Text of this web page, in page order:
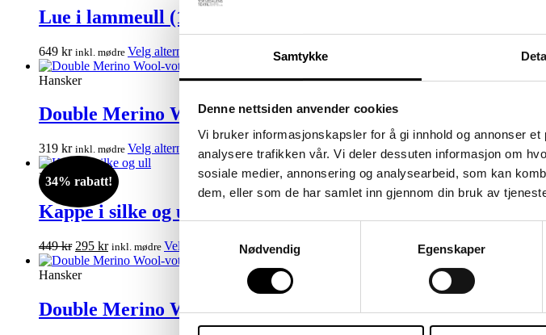
Samtykke
Denne nettsiden anvender cookies
Vi bruker informasjonskapsler for å gi innhold og annonser
analysere trafikken vår. Vi deler dessuten informasjon om
sosiale medier, annonsering og analysearbeid, som kan
dem, eller som de har samlet inn gjennom din bruk av
Nødvendig
Egenskaper
Lue i lammeull (100 %)
649 kr inkl. mødre Velg alternativ
har
varianter.
kan
velges
produktsiden
Hansker
Double Merino Wool-votter voksen sennepsgul (100 %
319 kr inkl. mødre Velg alternativ
Dette
produktet
har
flere
Alternativene
produktsiden
34% rabatt!
Hodeplagg
Kappe i silke og ull
449kr Opprinnelig
pris
var:
295 krNåværende
pris
inkl. mødre Velg alternativ
Dette
har
flere
Alternativene
Hansker
Double Merino Wool-votter voksen mørkeblå (100 %